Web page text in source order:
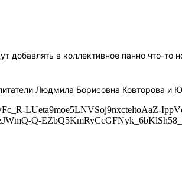
в коллективное панно что-то
Людмила Борисовна Ковторова и